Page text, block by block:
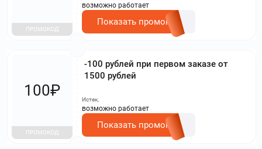
ПРОМОКОД
возможно работает
Показать промокод
-100 рублей при первом заказе от
1500 рублей
100₽
ПРОМОКОД
Истек,
возможно работает
Показать промокод